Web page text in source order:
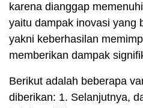
karena dianggap
yaitu dampak inovasi yang
yakni keberhasilan
memberikan dampak
Berikut adalah beberapa
diberikan: 1. Selanjutnya,